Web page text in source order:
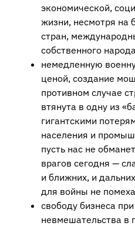
экономической,
жизни, несмотря на
стран,
собственного
немедленную
ценой, создание
противном случае
втянута в одну из
гигантскими
населения и
пусть нас не
врагов сегодня —
и ближних, и
для войны не
свободу бизнеса
невмешательства в